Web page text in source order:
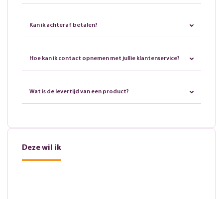
Kan ik achteraf betalen?
Hoe kan ik contact opnemen met jullie klantenservice?
Wat is de levertijd van een product?
Deze wil ik